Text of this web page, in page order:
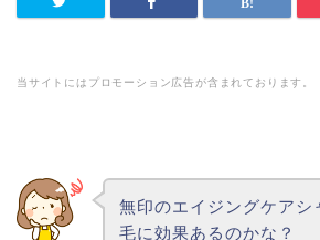
当サイトにはプロモーション広告が含まれております。
無印のエイジングケアシ
毛に効果あるのかな？